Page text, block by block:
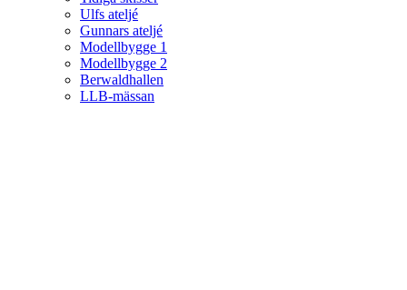
Ulfs ateljé
Gunnars ateljé
Modellbygge 1
Modellbygge 2
Berwaldhallen
LLB-mässan